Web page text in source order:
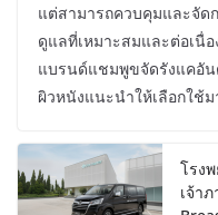
แต่สามารถควบคุมและจัด
ดูแลที่เหมาะสมและต่อเนื่
แบรนด์แชมพูขจัดรังแคอั
ผิวหนังแนะนำให้เลือกใช้
โรง
เจ้า